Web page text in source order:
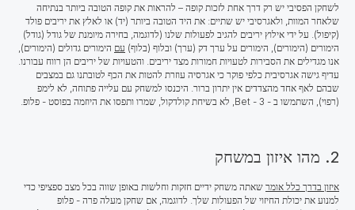
לשחקן הפסיבי יש רק דרך אחת לזכות קופה – להראות את קופה הטובה ביותר בנתיחה
שלאחר המוות, ולאגרסיבי יש שתיים: את היד הטובה ביותר (יד) או לאלץ את יריבים פולד
(קיפול). על ידי אילוץ יריבים להגיב לפעולות שלנו (לדוגמה, בחירה מיומנת של גודל (גודל)
הימורים (הימורים), הימורים על ערך דק (ערך) ובלוף (בלוף) עם הימורים גדולים (הימורים),
אנו מגדילים את הסבירות לטעויות חמורות מצד יריבים. והטעויות של יריבים הן רווח עבורנו.
עדיף גישה אגרסיבית כלפי פוקר כי אגרסיה עוזרת להטות את הכף לטובתנו גם במצבים
שבהם לאף אחד מהצדדים אין יתרון ברור. היכנסו למשחק עם עלייה פתוחה, לא לימפ
(רפוי), השתמשו ב - 3 - Bet, לא בשיחת קולדקול, שמרו ותפסו את היוזמה בפוסט - פלופ.
2. מהו איזון במשחק
איזון בדרך כלל אומר שאתה משחק ידיים חזקות וחלשות באופן שווה בכל מצב ספציפי כדי
למנוע את יכולת החיזוי של הפעולות שלך. לדוגמה, אם שחקן מעלה פרה - פלופ